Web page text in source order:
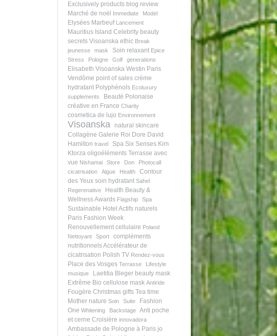
Exclusively products blog review
Marché de noël
Immediate Model
Elysées Marbeuf Lancement
Mauritius Island Celebrity beauty
secrets Visoanska ethic Break
jeunesse
mask Soin relaxant Epice
Stress
Pologne Golf generations
Elisabeth Visoanska Westin Paris
Vendôme point of sales crème
hydratant Polyphénols Ecoluxury
supplements
Beauté Polonaise
créative en France Charity
cosmetica de lujo Environnement
Visoanska
natural skincare
Collagène Galerie Roi Dore David
Hamilton travel Spa Six Senses Kim
Ktorza oligoéléments Terrasse avec
vue Nishamai Store Don
Photocall
cicatrisation
Algue Health
Contour
des Yeux soin hydratant Sahel
Regerenative
Health Beauty &
Wellness Awards Flagship Spa
Sustainable Hotel Actifs naturels
Paris Fashion Week
Renouvellement cellulaire Poland
Nettoyant
Sport
compléments
nutritionnelsAccélérateur de
cicatrisation Polish TV Rendez-vous
Place des Vosges Terrasse
Lifestyle
musique
Laetitia Bleger beauty mask
Extrême Bio cellulose mask Antiride
Fougère Christmas gifts Tea time
Mother nature Soin Suite
Fashion
One Whitening Backstage Anti poche
et cerne Croisière innovadora
Ambassade de Pologne à Paris jo